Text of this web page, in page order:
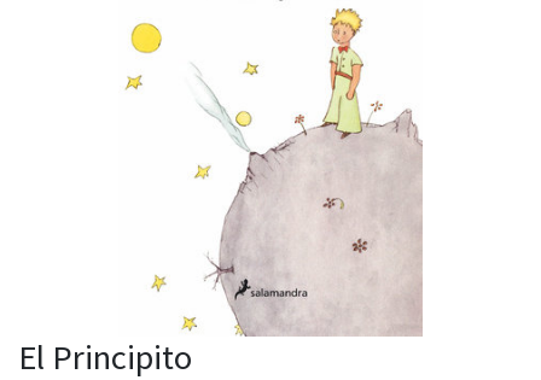
El Principito